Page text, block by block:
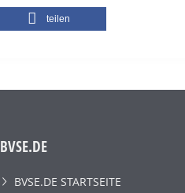
teilen
BVSE.DE
BVSE.DE STARTSEITE